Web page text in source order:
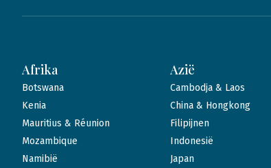
Afrika
Botswana
Kenia
Mauritius & Réunion
Mozambique
Namibië
Azië
Cambodja & Laos
China & Hongkong
Filipijnen
Indonesië
Japan